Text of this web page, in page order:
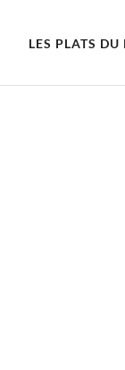
LES PLATS